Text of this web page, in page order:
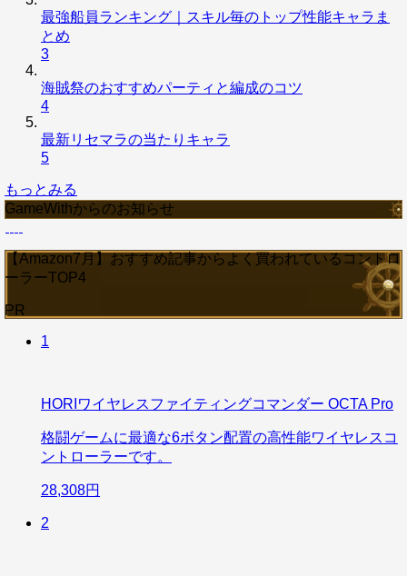
最強船員ランキング｜スキル毎のトップ性能キャラま
とめ
3
海賊祭のおすすめパーティと編成のコツ
4
最新リセマラの当たりキャラ
5
もっとみる
GameWithからのお知らせ
【Amazon7月】おすすめ記事からよく買われているコントロ
ーラーTOP4
PR
1
HORIワイヤレスファイティングコマンダー OCTA Pro
格闘ゲームに最適な6ボタン配置の高性能ワイヤレスコ
ントローラーです。
28,308円
2